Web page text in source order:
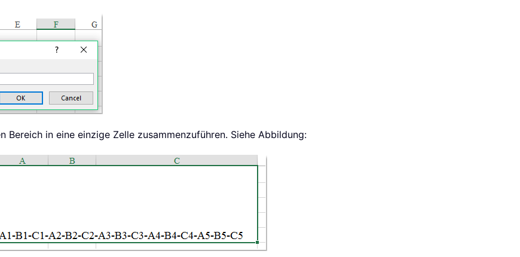
Bereich in eine einzige Zelle zusammenzuführen. Siehe Abbildung: